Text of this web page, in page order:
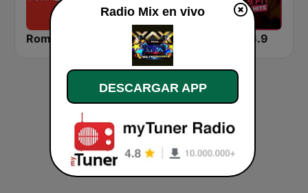
Subele al country VOX 96.9
Radio Mix en vivo
DESCARGAR APP